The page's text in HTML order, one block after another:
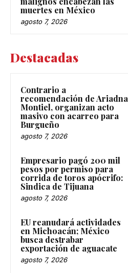
muertes en México
agosto 7, 2026
Destacadas
Contrario a
recomendación de Ariadna
Montiel, organizan acto
masivo con acarreo para
Burgueño
agosto 7, 2026
Empresario pagó 200 mil
pesos por permiso para
corrida de toros apócrifo:
Sindica de Tijuana
agosto 7, 2026
EU reanudará actividades
en Michoacán; México
busca destrabar
exportación de aguacate
agosto 7, 2026